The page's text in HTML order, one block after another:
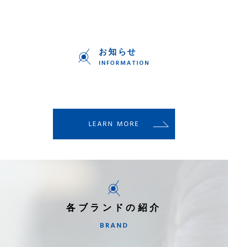
お知らせ
INFORMATION
LEARN MORE
各ブランドの紹介
BRAND